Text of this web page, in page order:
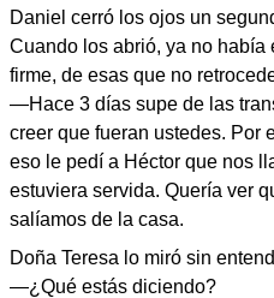
Daniel cerró los ojos un
Cuando los abrió, ya no había
firme, de esas que no
—Hace 3 días supe de las
creer que fueran ustedes. Por
eso le pedí a Héctor que nos
estuviera servida. Quería ver
salíamos de la casa.
Doña Teresa lo miró sin
—¿Qué estás diciendo?